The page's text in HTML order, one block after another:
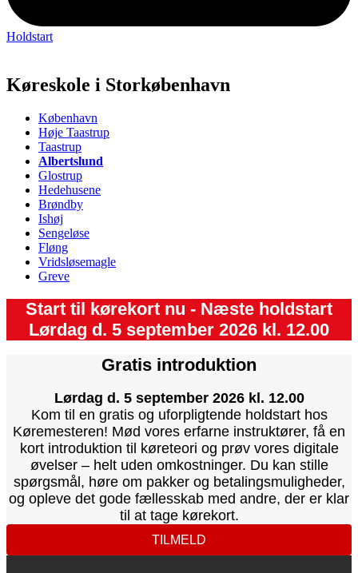
Holdstart
Køreskole i Storkøbenhavn
København
Høje Taastrup
Taastrup
Albertslund
Glostrup
Hedehusene
Brøndby
Ishøj
Sengeløse
Fløng
Vridsløsemagle
Greve
Start til kørekort nu - Næste holdstart
Lørdag d. 5 september 2026 kl. 12.00
Gratis introduktion
Lørdag d. 5 september 2026 kl. 12.00
Kom til en gratis og uforpligtende holdstart hos
Køremesteren! Mød vores erfarne instruktører, få en
kort introduktion til køreteori og prøv vores digitale
øvelser – helt uden omkostninger. Du kan stille
spørgsmål, høre om pakker og betalingsmuligheder,
og opleve det gode fællesskab med andre, der er klar
til at tage kørekort.
TILMELD